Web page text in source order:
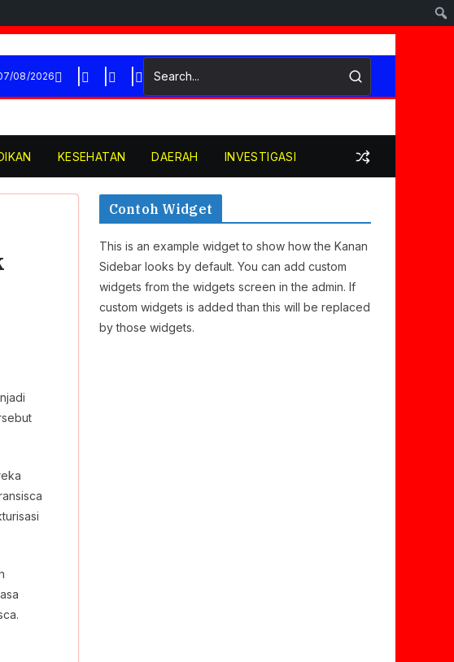
08/2026
KESEHATAN DAERAH INVESTIGASI
Contoh Widget
This is an example widget to show how the Kanan
Sidebar looks by default. You can add custom
widgets from the widgets screen in the admin. If
custom widgets is added than this will be replaced
by those widgets.